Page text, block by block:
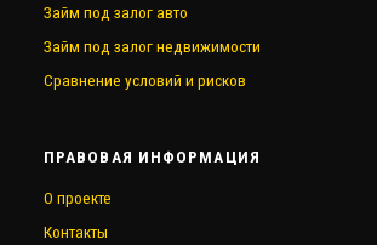
Займ под залог авто
Займ под залог недвижимости
Сравнение условий и рисков
ПРАВОВАЯ ИНФОРМАЦИЯ
О проекте
Контакты